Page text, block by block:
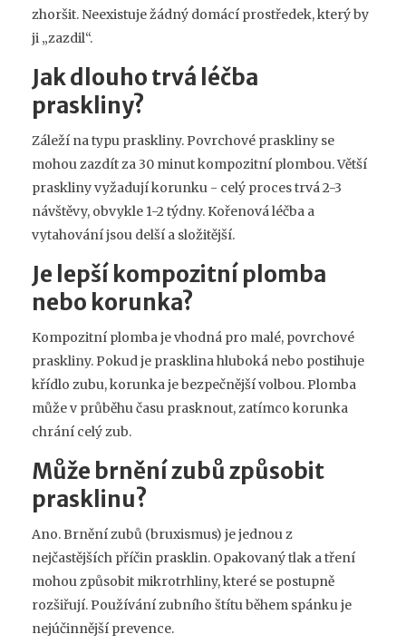
zhoršit. Neexistuje žádný domácí prostředek, který by
ji „zazdil“.
Jak dlouho trvá léčba
praskliny?
Záleží na typu praskliny. Povrchové praskliny se
mohou zazdít za 30 minut kompozitní plombou. Větší
praskliny vyžadují korunku - celý proces trvá 2-3
návštěvy, obvykle 1-2 týdny. Kořenová léčba a
vytahování jsou delší a složitější.
Je lepší kompozitní plomba
nebo korunka?
Kompozitní plomba je vhodná pro malé, povrchové
praskliny. Pokud je prasklina hluboká nebo postihuje
křídlo zubu, korunka je bezpečnější volbou. Plomba
může v průběhu času prasknout, zatímco korunka
chrání celý zub.
Může brnění zubů způsobit
prasklinu?
Ano. Brnění zubů (bruxismus) je jednou z
nejčastějších příčin prasklin. Opakovaný tlak a tření
mohou způsobit mikrotrhliny, které se postupně
rozšiřují. Používání zubního štítu během spánku je
nejúčinnější prevence.